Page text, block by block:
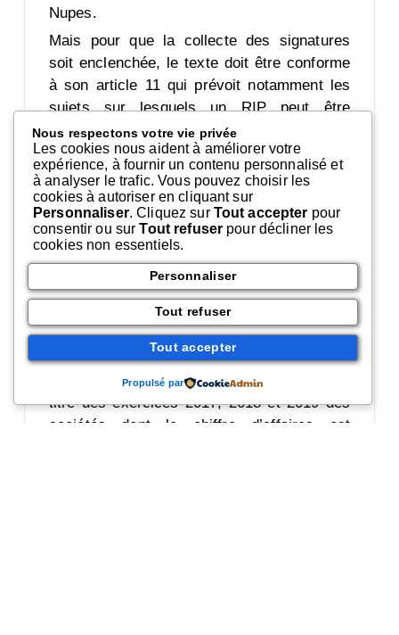
Nupes.
Mais pour que la collecte des signatures
soit enclenchée, le texte doit être conforme
à son article 11 qui prévoit notamment les
sujets sur lesquels un RIP peut être
organisé et parmi lesquels ceux portant sur
des réformes relatives à la politique
économique, sociale ou environnementale
de la Nation.
Or il n’en est rien selon le Conseil qui relève
qu’en instituant une « contribution
additionnelle sur les bénéfices
exceptionnels des grandes entreprises »,
cette proposition de loi a exclusivement
pour objet d’augmenter l’imposition de la
fraction des bénéfices supérieurs à 1,25 fois
la moyenne des résultats imposables au
titre des exercices 2017, 2018 et 2019 des
sociétés dont le chiffre d’affaires est
Nous respectons votre vie privée
Les cookies nous aident à améliorer votre
expérience, à fournir un contenu personnalisé et
à analyser le trafic. Vous pouvez choisir les
cookies à autoriser en cliquant sur
Personnaliser. Cliquez sur Tout accepter pour
consentir ou surTout refuser pour décliner les
cookies non essentiels.
Personnaliser
Tout refuser
Tout accepter
Propulsé par